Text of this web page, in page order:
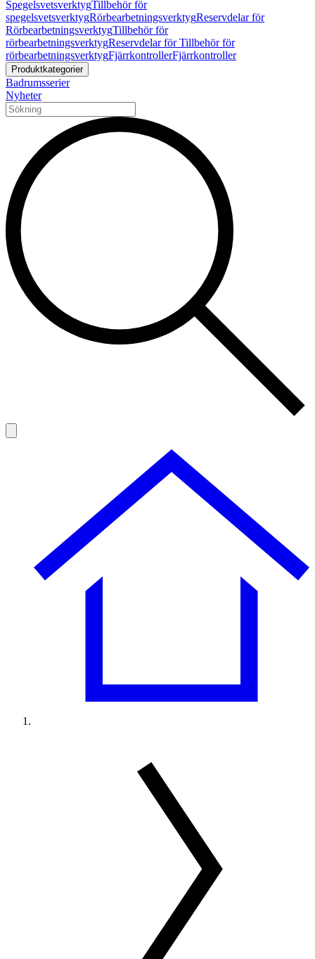
SpegelsvetsverktygTillbehör för
spegelsvetsverktygRörbearbetningsverktygReservdelar för
RörbearbetningsverktygTillbehör för
rörbearbetningsverktygReservdelar för Tillbehör för
rörbearbetningsverktygFjärrkontrollerFjärrkontroller
Produktkategorier
Badrumsserier
Nyheter